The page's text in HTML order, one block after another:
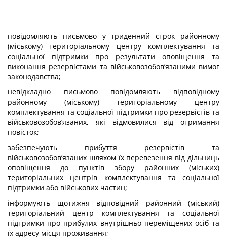
повідомляють письмово у триденний строк районному
(міському) територіальному центру комплектування та
соціальної підтримки про результати оповіщення та
виконання резервістами та військовозобов’язаними вимог
законодавства;
невідкладно письмово повідомляють відповідному
районному (міському) територіальному центру
комплектування та соціальної підтримки про резервістів та
військовозобов’язаних, які відмовилися від отримання
повісток;
забезпечують прибуття резервістів та
військовозобов’язаних шляхом їх перевезення від дільниць
оповіщення до пунктів збору районних (міських)
територіальних центрів комплектування та соціальної
підтримки або військових частин;
інформують щотижня відповідний районний (міський)
територіальний центр комплектування та соціальної
підтримки про прибулих внутрішньо переміщених осіб та
їх адресу місця проживання;